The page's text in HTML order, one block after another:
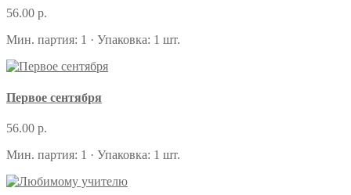
56.00 р.
Мин. партия: 1 · Упаковка: 1 шт.
Первое сентября
56.00 р.
Мин. партия: 1 · Упаковка: 1 шт.